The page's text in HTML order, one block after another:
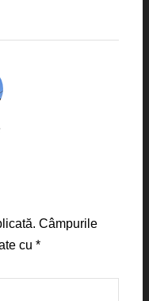
Câmpurile
cu*